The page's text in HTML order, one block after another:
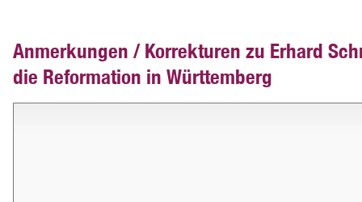
Anmerkungen / Korrekturen zu Erhard
die Reformation in Württemberg